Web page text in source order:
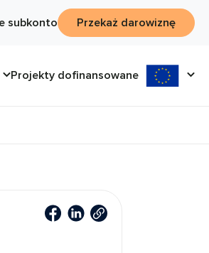
subkonto Przekaż darowiznę
Projekty dofinansowane